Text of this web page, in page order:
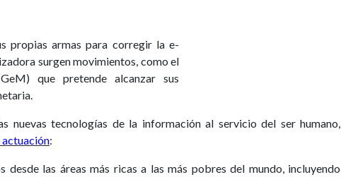
propias armas para corregir la e-
surgen movimientos, como el
que pretende alcanzar sus
nuevas tecnologías de la información al servicio del ser humano,
actuación:
desde las áreas más ricas a las más pobres del mundo, incluyendo